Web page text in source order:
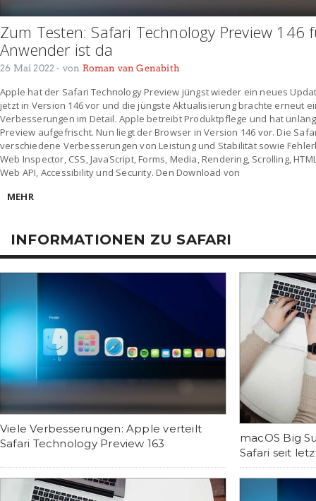
Zum Testen: Safari Technology Preview 146
Anwender ist da
26 Mai 2022 - von Roman van Genabith
Apple hat der Safari Technology Preview jüngst wieder ein neues
jetzt in Version 146 vor und die jüngste Aktualisierung brachte erneut
Verbesserungen im Detail. Apple betreibt Produktpflege und hat
Preview aufgefrischt. Nun liegt der Browser in Version 146 vor. Die
verschiedene Verbesserungen von Leistung und Stabilität sowie
Web Inspector, CSS, JavaScript, Forms, Media, Rendering, Scrolling,
Web API, Accessibility und Security. Den Download von
MEHR
INFORMATIONEN ZU SAFARI
Viele Verbesserungen: Apple verteilt
Safari Technology Preview 163
macOS Big
Safari seit